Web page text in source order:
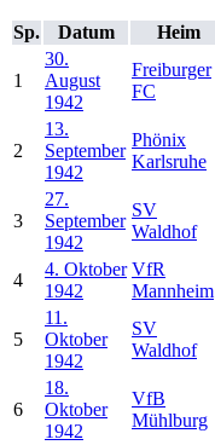
Sp. Datum Heim
1
30.
August
1942
Freiburger
FC
2
13.
September
1942
Phönix
Karlsruhe
3
27.
September
1942
SV
Waldhof
4
4. Oktober
1942
VfR
Mannheim
5
11.
Oktober
1942
SV
Waldhof
6
18.
Oktober
1942
VfB
Mühlburg